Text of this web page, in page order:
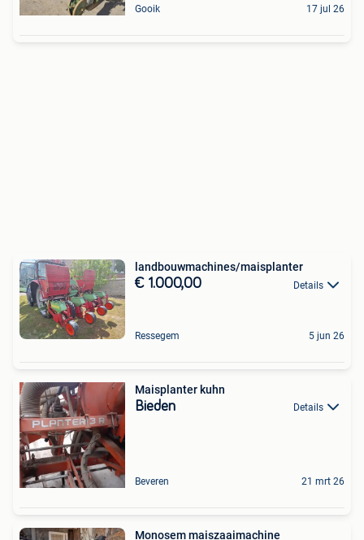
Gooik 17 jul 26
landbouwmachines/maisplanter
€ 1.000,00 Details
Ressegem 5 jun 26
Maisplanter kuhn
Bieden Details
Beveren 21 mrt 26
Monosem maiszaaimachine